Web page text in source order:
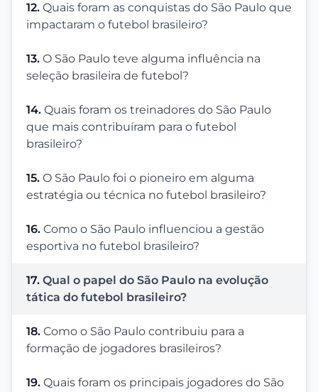
12. Quais foram as conquistas do São Paulo que
impactaram o futebol brasileiro?
13. O São Paulo teve alguma influência na
seleção brasileira de futebol?
14. Quais foram os treinadores do São Paulo
que mais contribuíram para o futebol
brasileiro?
15. O São Paulo foi o pioneiro em alguma
estratégia ou técnica no futebol brasileiro?
16. Como o São Paulo influenciou a gestão
esportiva no futebol brasileiro?
17. Qual o papel do São Paulo na evolução
tática do futebol brasileiro?
18. Como o São Paulo contribuiu para a
formação de jogadores brasileiros?
19. Quais foram os principais jogadores do São